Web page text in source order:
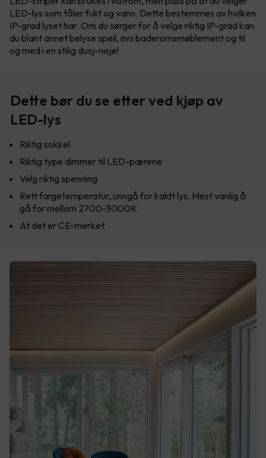
LED-lys som tåler fukt og vann. Dette bestemmes av hvilken
IP-grad lyset har. Om du sørger for å velge riktig IP-grad kan
du blant annet belyse speil, inni baderomsmøblement og til
og med i en stilig dusj-nisje!
Dette bør du se etter ved kjøp av
LED-lys
Riktig sokkel
Riktig type dimmer til LED-pærene
Velg riktig spenning
Rett fargetemperatur, unngå for kaldt lys. Mest vanlig å
gå for mellom 2700-3000K
At det er CE-merket